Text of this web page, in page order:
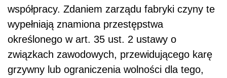
współpracy. Zdaniem zarządu fabryki czyny te
wypełniają znamiona przestępstwa
określonego w art. 35 ust. 2 ustawy o
związkach zawodowych, przewidującego karę
grzywny lub ograniczenia wolności dla tego,